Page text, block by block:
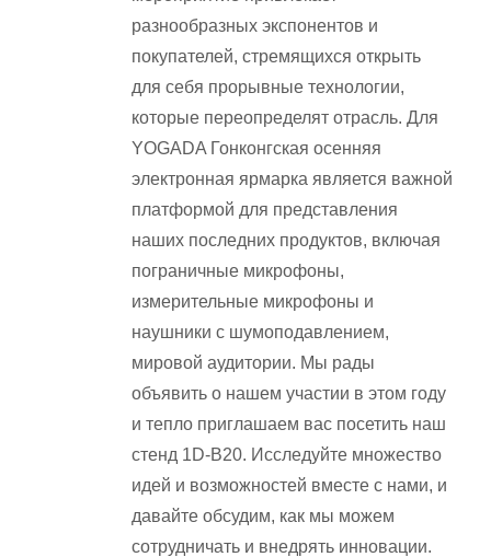
разнообразных экспонентов и
покупателей, стремящихся открыть
для себя прорывные технологии,
которые переопределят отрасль. Для
YOGADA Гонконгская осенняя
электронная ярмарка является важной
платформой для представления
наших последних продуктов, включая
пограничные микрофоны,
измерительные микрофоны и
наушники с шумоподавлением,
мировой аудитории. Мы рады
объявить о нашем участии в этом году
и тепло приглашаем вас посетить наш
стенд 1D-B20. Исследуйте множество
идей и возможностей вместе с нами, и
давайте обсудим, как мы можем
сотрудничать и внедрять инновации.